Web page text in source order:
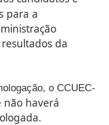
para a
da
o CCUEC-
não haverá